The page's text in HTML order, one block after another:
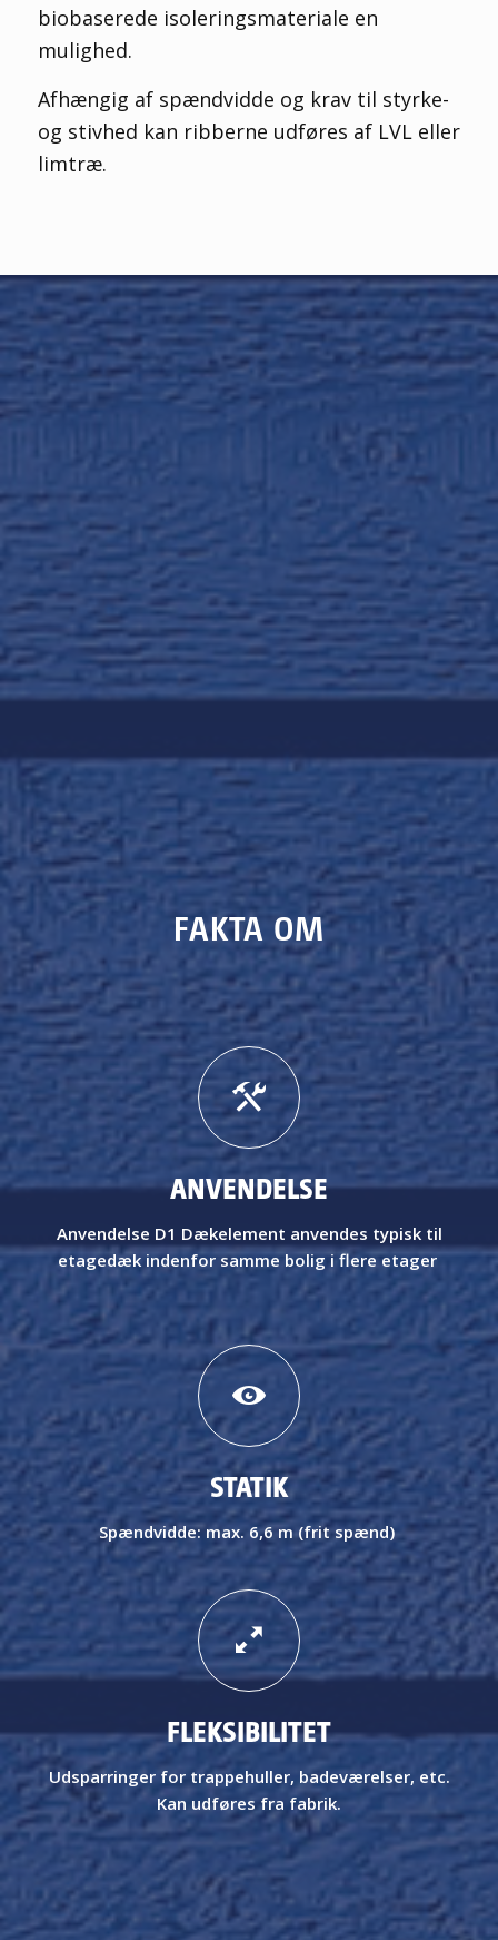
biobaserede isoleringsmateriale en
mulighed.
Afhængig af spændvidde og krav til styrke-
og stivhed kan ribberne udføres af LVL eller
limtræ.
FAKTA OM
ANVENDELSE
Anvendelse D1 Dækelement anvendes typisk til
etagedæk indenfor samme bolig i flere etager
STATIK
Spændvidde: max. 6,6 m (frit spænd)
FLEKSIBILITET
Udsparringer for trappehuller, badeværelser, etc.
Kan udføres fra fabrik.